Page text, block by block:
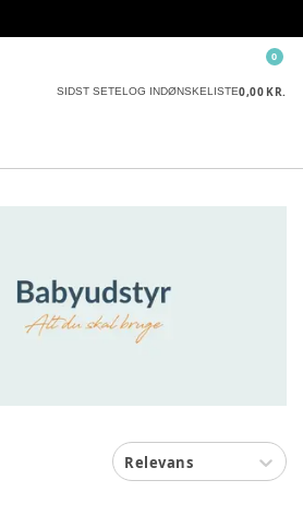
SIDST SETELOG INDØNSKELISTE0,00 KR.
0
Relevans